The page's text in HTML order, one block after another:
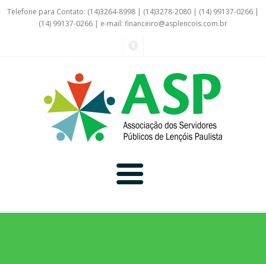
Telefone para Contato: (14)3264-8998 | (14)3278-2080 | (14) 99137-0266 |
(14) 99137-0266 | e-mail: financeiro@asplencois.com.br
Convênio Online